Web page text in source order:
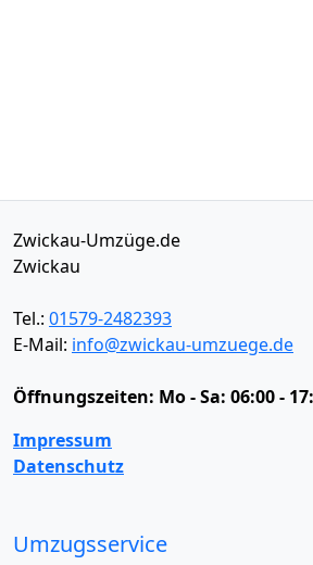
Zwickau-Umzüge.de
Zwickau
Tel.: 01579-2482393
E-Mail: info@zwickau-umzuege.de
Öffnungszeiten: Mo - Sa: 06:00 -
Impressum
Datenschutz
Umzugsservice